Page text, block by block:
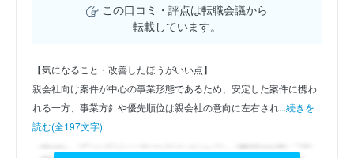
この口コミ・評点は転職会議から
転載しています。
【気になること・改善したほうがいい点】
親会社向け案件が中心の事業形態であるため、安定した案件に携わ
れる一方、事業方針や優先順位は親会社の意向に左右され...続きを
読む(全197文字)